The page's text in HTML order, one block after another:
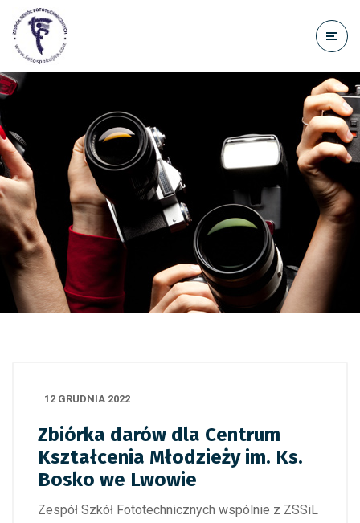
treści
12 GRUDNIA 2022
Zbiórka darów dla Centrum
Kształcenia Młodzieży im. Ks.
Bosko we Lwowie
Zespół Szkół Fototechnicznych wspólnie z ZSSiL